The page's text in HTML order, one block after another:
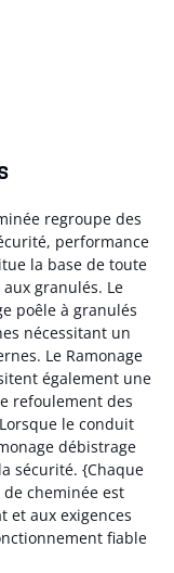
regroupe des
performance
la base de toute
granulés. Le
poêle à granulés
nécessitant un
Le Ramonage
également une
refoulement des
le conduit
débistrage
sécurité. {Chaque
cheminée est
et aux exigences
fiable